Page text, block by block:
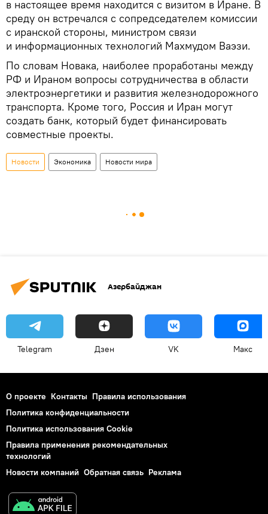
в настоящее время находится с визитом в Иране. В
среду он встречался с сопредседателем комиссии
с иранской стороны, министром связи
и информационных технологий Махмудом Ваэзи.
По словам Новака, наиболее проработаны между
РФ и Ираном вопросы сотрудничества в области
электроэнергетики и развития железнодорожного
транспорта. Кроме того, Россия и Иран могут
создать банк, который будет финансировать
совместные проекты.
Новости Экономика Новости мира
Азербайджан
Telegram Дзен VK Макс
О проекте Контакты Правила использования
Политика конфиденциальности
Политика использования Cookie
Правила применения рекомендательных
технологий
Новости компаний Обратная связь Реклама